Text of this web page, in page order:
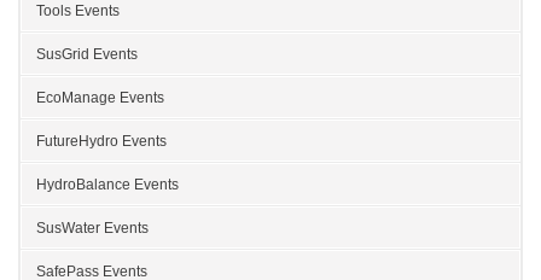
Tools Events
SusGrid Events
EcoManage Events
FutureHydro Events
HydroBalance Events
SusWater Events
SafePass Events